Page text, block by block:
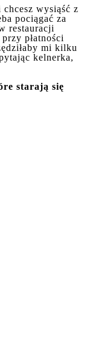
wysiąść z
pociągać za
restauracji
płatności
mi kilku
kelnerka,
starają się